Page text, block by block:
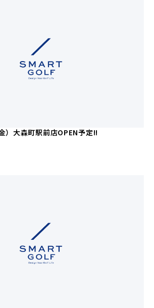
）大森町駅前店OPEN予定!!